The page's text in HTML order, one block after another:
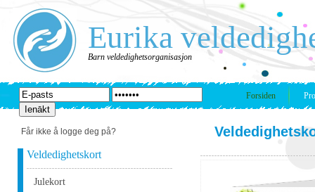
Eurika
Barn veldedighetsorganisasjon
Forsiden
Får ikke å logge deg på?
Veldedighetskort
Julekort